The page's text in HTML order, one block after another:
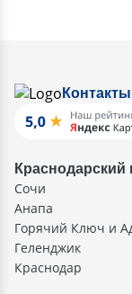
Краснодарский
Сочи
Анапа
Горячий Ключ и
Геленджик
Краснодар